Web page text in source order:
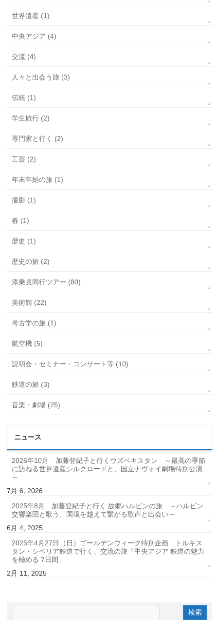
世界遺産 (1)
中央アジア (4)
交流 (4)
人々と出会う旅 (3)
伝統 (1)
学生旅行 (2)
専門家と行く (2)
工芸 (2)
年末年始の旅 (1)
撮影 (1)
春 (1)
歴史 (1)
歴史の旅 (2)
添乗員同行ツアー (80)
美術館 (22)
考古学の旅 (1)
航空機 (5)
説明会・セミナー・コンサート等 (10)
鉄道の旅 (3)
音楽・劇場 (25)
ニュース
2026年10月 加藤登紀子と行くウズベキスタン ～最高の季節
に訪ねる世界遺産シルクロードと、国立ナヴォイ劇場特別公演
～
7月 6, 2026
2025年8月 加藤登紀子と行く 故郷ハルビンの旅 ～ハルビン
交響楽団と歌う、国境を越えて繋がる歌声と出会い～
6月 4, 2025
2025年4月27日（日）ゴールデンウィーク特別企画 トルキス
タン・シベリア鉄道で行く、交流の旅「中央アジア 鉄道の魅力
を極める 7日間」
2月 11, 2025